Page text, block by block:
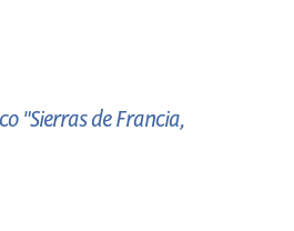
"Sierras de Francia,